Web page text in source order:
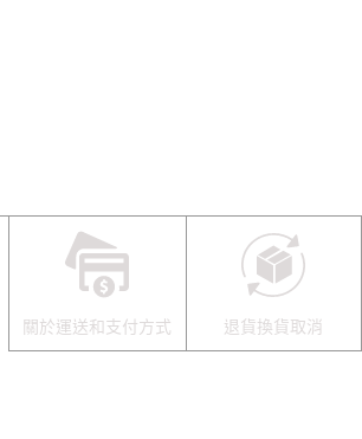
關於運送和支付方式 退貨換貨取消